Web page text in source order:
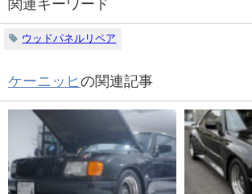
関連キーワード
ウッドパネルリペア
ケーニッヒ の関連記事